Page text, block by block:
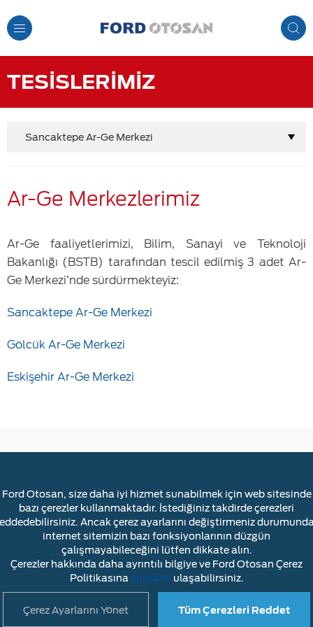
Toggle
Navigation
TESİSLERİMİZ
Sancaktepe Ar-Ge Merkezi
Ar-Ge Merkezlerimiz
Ar-Ge faaliyetlerimizi, Bilim, Sanayi ve Teknoloji
Bakanlığı (BSTB) tarafından tescil edilmiş 3 adet Ar-
Ge Merkezi’nde sürdürmekteyiz:
Sancaktepe Ar-Ge Merkezi
Gölcük Ar-Ge Merkezi
Eskişehir Ar-Ge Merkezi
YASAL UYARI
ÇEREZLER HAKKINDA
BİLGİ TOPLUMU HİZMETLERİ
İLETİŞİM
Ford Otosan, size daha iyi hizmet sunabilmek için web sitesinde
bazı çerezler kullanmaktadır. İstediğiniz takdirde çerezleri
Ancak çerez ayarlarını değiştirmeniz
internet sitemizin bazı fonksiyonlarının düzgün
çalışmayabileceğini lütfen dikkate alın.
Çerezler hakkında daha ayrıntılı bilgiye ve Ford Otosan Çerez
Politikasına şuradan ulaşabilirsiniz.
Çerez Ayarlarını Yönet Tüm Çerezleri Reddet